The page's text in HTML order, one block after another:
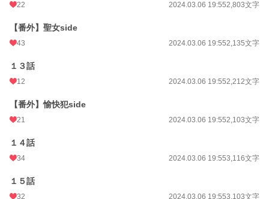
22 2024.03.06 19:552,803文字
【番外】聖女side
43 2024.03.06 19:552,135文字
１３話
12 2024.03.06 19:552,212文字
【番外】愉快犯side
21 2024.03.06 19:552,103文字
１４話
34 2024.03.06 19:553,116文字
１５話
32 2024.03.06 19:553,103文字